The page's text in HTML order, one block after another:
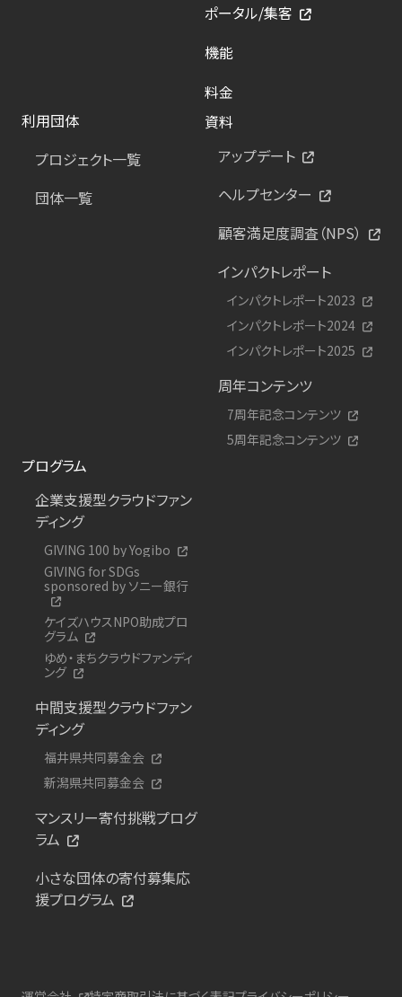
ポータル/集客
機能
料金
利用団体
プロジェクト一覧
団体一覧
資料
アップデート
ヘルプセンター
顧客満足度調査（NPS）
インパクトレポート
インパクトレポート2023
インパクトレポート2024
インパクトレポート2025
周年コンテンツ
7周年記念コンテンツ
5周年記念コンテンツ
プログラム
企業支援型クラウドファン
ディング
GIVING 100 by Yogibo
GIVING for SDGs
sponsored by ソニー銀行
ケイズハウスNPO助成プロ
グラム
ゆめ・まちクラウドファンディ
ング
中間支援型クラウドファン
ディング
福井県共同募金会
新潟県共同募金会
マンスリー寄付挑戦プログ
ラム
小さな団体の寄付募集応
援プログラム